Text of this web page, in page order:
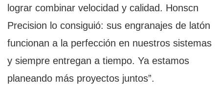
lograr combinar velocidad y calidad. Honscn
Precision lo consiguió: sus engranajes de latón
funcionan a la perfección en nuestros sistemas
y siempre entregan a tiempo. Ya estamos
planeando más proyectos juntos”.